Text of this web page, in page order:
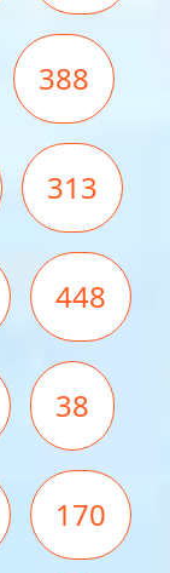
388
313
448
38
170